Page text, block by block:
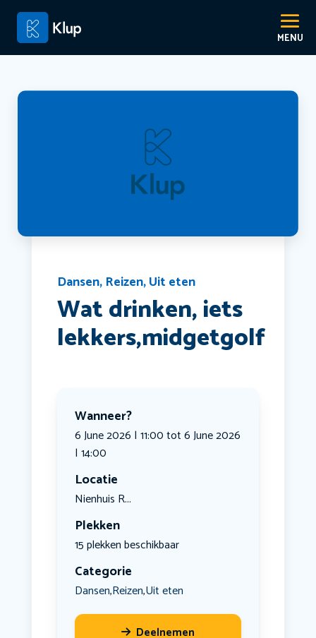
Dansen, Reizen,Uit eten
Wat drinken, iets
lekkers,midgetgolf
Wanneer?
6 June 2026 | 11:00 tot 6 June 2026
| 14:00
Locatie
Nienhuis R...
Plekken
15 plekken beschikbaar
Categorie
Dansen,Reizen,Uit eten
Deelnemen